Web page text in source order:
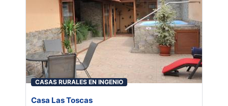
CASAS RURALES EN INGENIO
Casa Las Toscas